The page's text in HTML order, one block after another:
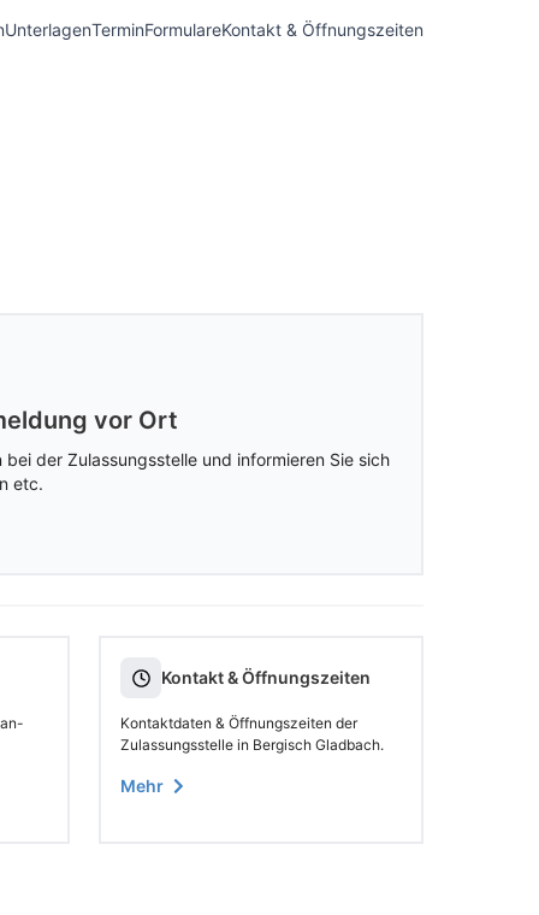
UnterlagenTerminFormulareKontakt & Öffnungszeiten
vor Ort
bei der Zulassungsstelle und informieren Sie sich
etc.
Kontakt & Öffnungszeiten
Kontaktdaten & Öffnungszeiten der
Zulassungsstelle in Bergisch Gladbach.
Mehr